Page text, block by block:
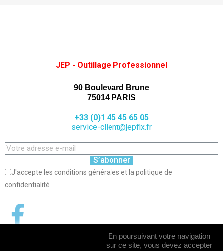
JEP - Outillage Professionnel
90 Boulevard Brune
75014 PARIS
+33 (0)1 45 45 65 05
service-client@jepfix.fr
S’abonner
J'accepte les conditions générales et la politique de
confidentialité
En poursuivant votre navigation
sur ce site, vous devez accepter